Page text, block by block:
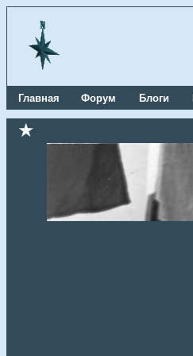
Главная Форум Блоги
★